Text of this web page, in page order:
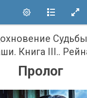
Книга III..
Пролог